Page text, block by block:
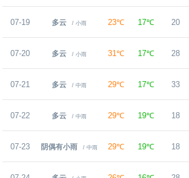
07-19 多云 / 小雨 23℃ 17℃ 20
07-20 多云 / 小雨 31℃ 17℃ 28
07-21 多云 / 中雨 29℃ 17℃ 33
07-22 多云 / 中雨 29℃ 19℃ 18
07-23 阴偶有小雨 / 中雨 29℃ 19℃ 18